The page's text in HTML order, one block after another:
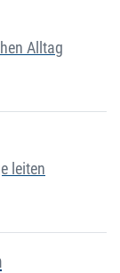
Alltag
leiten